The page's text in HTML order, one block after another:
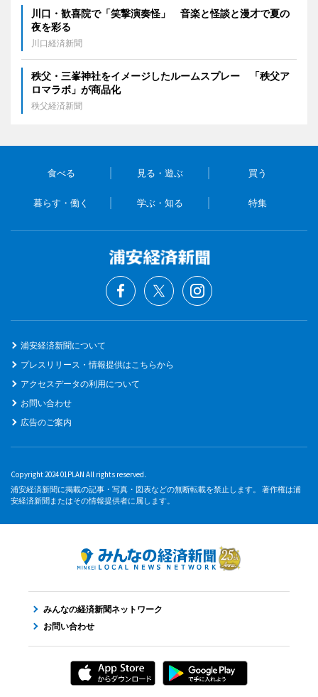
川口・歓喜院で「笑撃演奏怪」 音楽と怪談と漫才で夏の
夜を彩る
川口経済新聞
秩父・三峯神社をイメージしたルームスプレー 「秩父ア
ロマラボ」が商品化
秩父経済新聞
食べる 見る・遊ぶ 買う
暮らす・働く 学ぶ・知る 特集
浦安経済新聞について
プレスリリース・情報提供はこちらから
アクセスデータの利用について
お問い合わせ
広告のご案内
Copyright 2024 01PLAN All rights reserved.
浦安経済新聞に掲載の記事・写真・図表などの無断転載を禁止します。 著作権は浦
安経済新聞またはその情報提供者に属します。
みんなの経済新聞ネットワーク
お問い合わせ